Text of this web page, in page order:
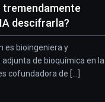
tremendamente
descifrarla?
es bioingeniera y
de bioquímica en la
cofundadora de [...]